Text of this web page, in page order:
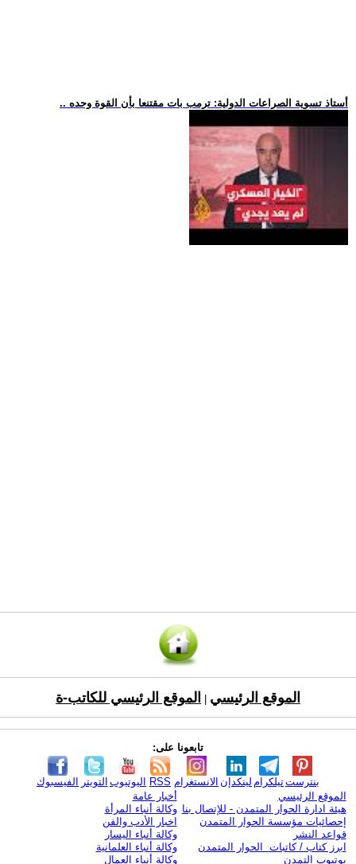
.. أستاذ تسوية الصراعات الدولية: ترمب بات مقتنعا بأن القوة وحده
الموقع الرئيسي الموقع الرئيسي للكاتب-ة
تابعونا على:
الفيسبوك التويتر اليوتيوب RSS الانستغرام لينكدإن تيلكرامبنترست
الموقع الرئيسي
هيئة ادارة الحوار المتمدن - للإتصال بنا
إحصائيات مؤسسة الحوار المتمدن
قواعد النشر
ابرز كتاب / كاتبات الحوار المتمدن
يوتيوب التمدن
أخبار عامة
وكالة أنباء المرأة
اخبار الأدب والفن
وكالة أنباء اليسار
وكالة أنباء العلمانية
وكالة أنباء العمال